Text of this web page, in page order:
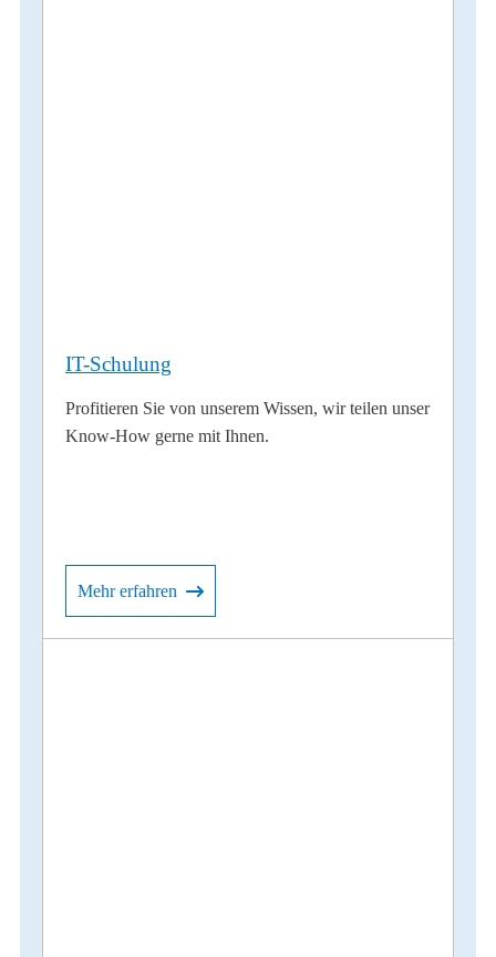
IT-Schulung
Profitieren Sie von unserem Wissen, wir teilen unser
Know-How gerne mit Ihnen.
Mehr erfahren